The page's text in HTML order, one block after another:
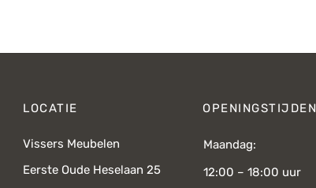
LOCATIE
Vissers Meubelen
Eerste Oude Heselaan 25
OPENINGSTIJDEN
Maandag:
12:00 – 18:00 uur